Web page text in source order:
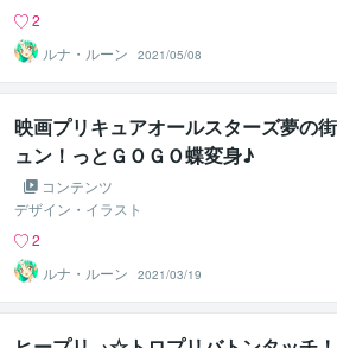
2
ルナ・ルーン
2021/05/08
映画プリキュアオールスターズ夢の
ュン！っとＧＯＧＯ蝶変身♪
コンテンツ
デザイン・イラスト
2
ルナ・ルーン
2021/03/19